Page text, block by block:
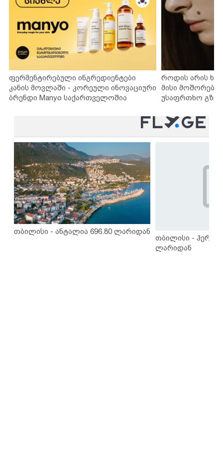
ფერმენტირებული ინგრედიენტები
კანის მოვლაში - კორეული ინოვაციური
ბრენდი Manyo საქართველოშია
როდის არის
მისი
უსაფრთხო
თბილისი - ანტალია 696.80 ლარიდან
თბილისი -
ლარიდან